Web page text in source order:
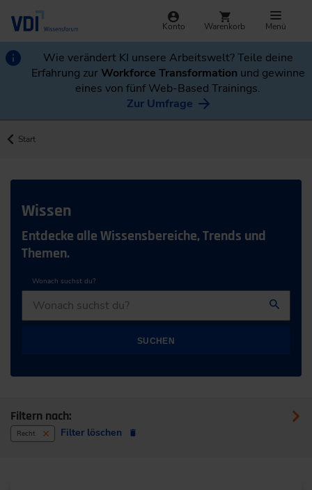
Konto Warenkorb Menü
Wie verändert KI unsere Arbeitswelt? Teile deine
Erfahrung zurWorkforce Transformation und gewinne
eines von fünf Web-Based Trainings.
Zur Umfrage
Start
Wissen
Entdecke alle Wissensbereiche, Trends und
Themen.
Wonach suchst du?
SUCHEN
Filtern nach:
Recht Filter löschen